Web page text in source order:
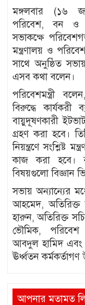
মঙ্গলবার (১৬
পরিবেশ, বন ও
সভাকক্ষে
মন্ত্রণালয় ও
সাথে অনুষ্ঠিত
এসব কথা বলেন।
পরিবেশমন্ত্রী
বিরুদ্ধে কার্যকরী
বায়ুদূষণকারী
গ্রহণ করা হবে।
নিয়ন্ত্রণে সংশ্লিষ্ট
কাজ করা হবে।
বিষয়গুলো বিজ্ঞান
সভায় অন্যান্যের
আহমেদ, অতিরিক্ত
হারুন, অতিরিক্ত
ভৌমিক, পরিবেশ
আবদুল হামিদ এবং
ঊর্ধ্বতন কর্মকর্তাগণ
আপনার মতামত